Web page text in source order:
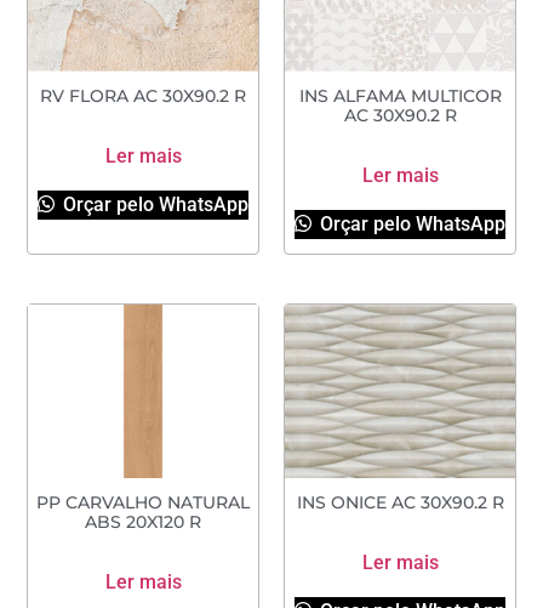
RV FLORA AC 30X90.2 R
Ler mais
Orçar pelo WhatsApp
INS ALFAMA MULTICOR
AC 30X90.2 R
Ler mais
Orçar pelo WhatsApp
PP CARVALHO NATURAL
ABS 20X120 R
Ler mais
INS ONICE AC 30X90.2 R
Ler mais